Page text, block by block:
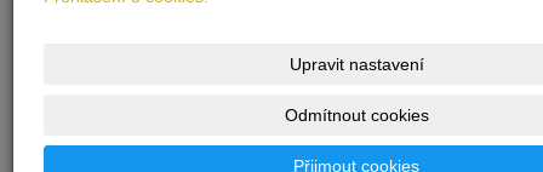
Turistický pochod – Hostýnské vrchy 2008
Upravit nastavení
Odmítnout cookies
Přijmout cookies